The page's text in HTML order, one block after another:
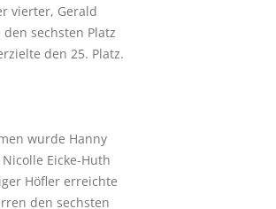
vierter, Gerald
sechsten Platz
den 25. Platz.
wurde Hanny
Eicke-Huth
Höfler erreichte
den sechsten